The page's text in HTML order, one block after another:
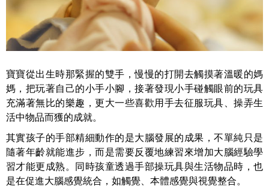
寶寶從出生時那緊握的雙手，慢慢的打開去觸摸著溫暖的媽
媽，把玩著自己的小手小腳，接著發現小手碰觸眼前的玩具
充滿著無比的樂趣，更大一些喜歡用手去征服玩具、操弄生
活中物品而獲的成就。
其實孩子的手部精細動作的是大腦發展的成果，不單純只是
隨著年齡就能進步，而是需要反覆地練習來增加大腦經驗學
習才能更成熟。同時孩童透過手部操玩具與生活物品時，也
是在促進大腦感覺統合，如觸覺、本體感覺與視覺整合。